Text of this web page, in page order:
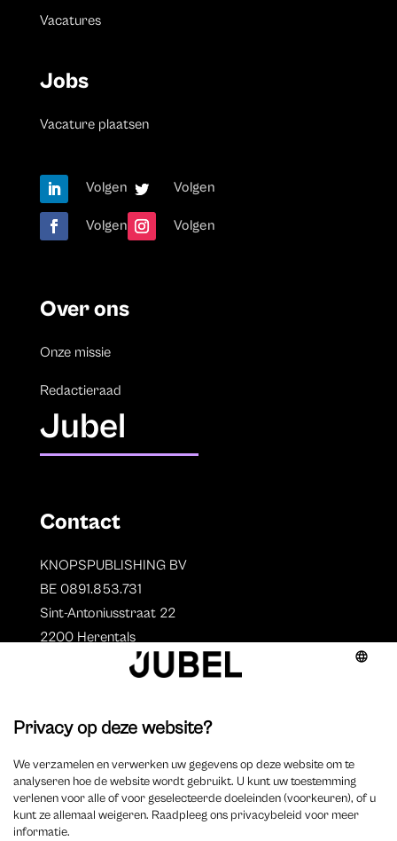
Vacatures
Jobs
Vacature plaatsen
Volgen Volgen
Volgen Volgen
Over ons
Onze missie
Redactieraad
Jubel
Contact
KNOPSPUBLISHING BV
BE 0891.853.731
Sint-Antoniusstraat 22
2200 Herentals
Auteurs
Overzicht auteurs
Auteur worden?